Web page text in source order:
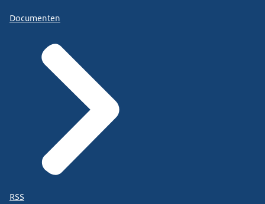
Documenten
RSS